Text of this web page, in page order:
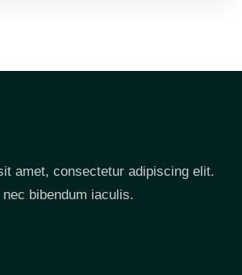
amet, consectetur adipiscing elit.
bibendum iaculis.